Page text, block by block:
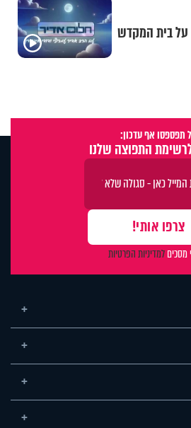
על בית המקדש
תפספסו אף עדכון:
התפוצה שלנו
מסכיםלמדיניות הפרטיות